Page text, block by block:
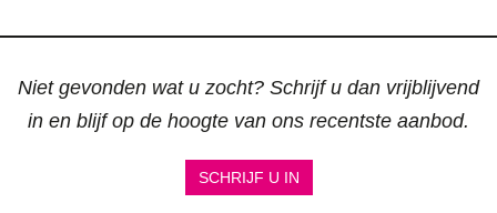
Niet gevonden wat u zocht? Schrijf u dan vrijblijvend
in en blijf op de hoogte van ons recentste aanbod.
SCHRIJF U IN